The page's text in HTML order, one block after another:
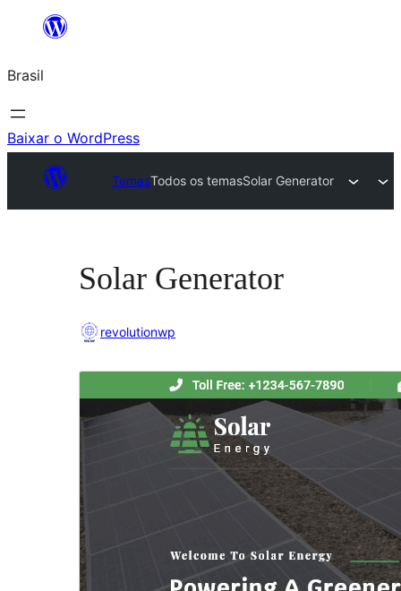
o
conteúdo
Brasil
Baixar o WordPress
TemasTodos os temasSolar Generator
Solar Generator
revolutionwp